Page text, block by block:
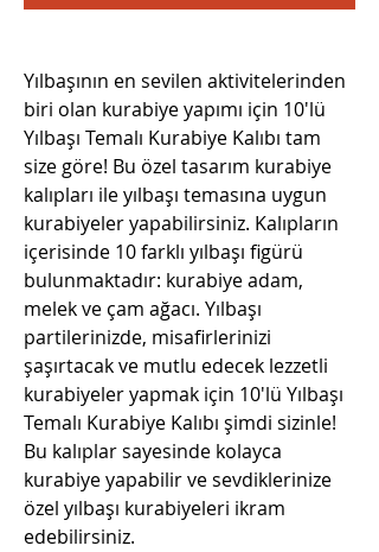
Yılbaşının en sevilen aktivitelerinden
biri olan kurabiye yapımı için 10'lü
Yılbaşı Temalı Kurabiye Kalıbı tam
size göre! Bu özel tasarım kurabiye
kalıpları ile yılbaşı temasına uygun
kurabiyeler yapabilirsiniz. Kalıpların
içerisinde 10 farklı yılbaşı figürü
bulunmaktadır: kurabiye adam,
melek ve çam ağacı. Yılbaşı
partilerinizde, misafirlerinizi
şaşırtacak ve mutlu edecek lezzetli
kurabiyeler yapmak için 10'lü Yılbaşı
Temalı Kurabiye Kalıbı şimdi sizinle!
Bu kalıplar sayesinde kolayca
kurabiye yapabilir ve sevdiklerinize
özel yılbaşı kurabiyeleri ikram
edebilirsiniz.